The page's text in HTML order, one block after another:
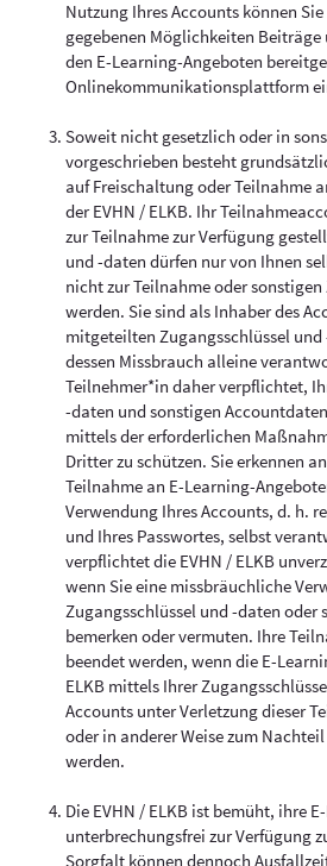
Nutzung Ihres Accounts können
gegebenen Möglichkeiten Beiträge
den E-Learning-Angeboten
Onlinekommunikationsplattform
Soweit nicht gesetzlich oder in
vorgeschrieben besteht
auf Freischaltung oder Teilnahme
der EVHN / ELKB. Ihr
zur Teilnahme zur Verfügung
und -daten dürfen nur von Ihnen
nicht zur Teilnahme oder sonstigen
werden. Sie sind als Inhaber des
mitgeteilten Zugangsschlüssel
dessen Missbrauch alleine
Teilnehmer*in daher verpflichtet,
-daten und sonstigen
mittels der erforderlichen
Dritter zu schützen. Sie erkennen
Teilnahme an E-Learning-
Verwendung Ihres Accounts, d. h.
und Ihres Passwortes, selbst
verpflichtet die EVHN / ELKB
wenn Sie eine missbräuchliche
Zugangsschlüssel und -daten oder
bemerken oder vermuten. Ihre
beendet werden, wenn die E-
ELKB mittels Ihrer
Accounts unter Verletzung dieser
oder in anderer Weise zum
werden.
Die EVHN / ELKB ist bemüht, ihre
unterbrechungsfrei zur Verfügung
Sorgfalt können dennoch